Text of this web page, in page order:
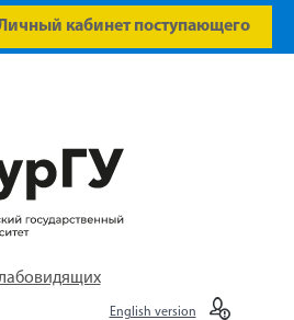
кабинет поступающего
English version